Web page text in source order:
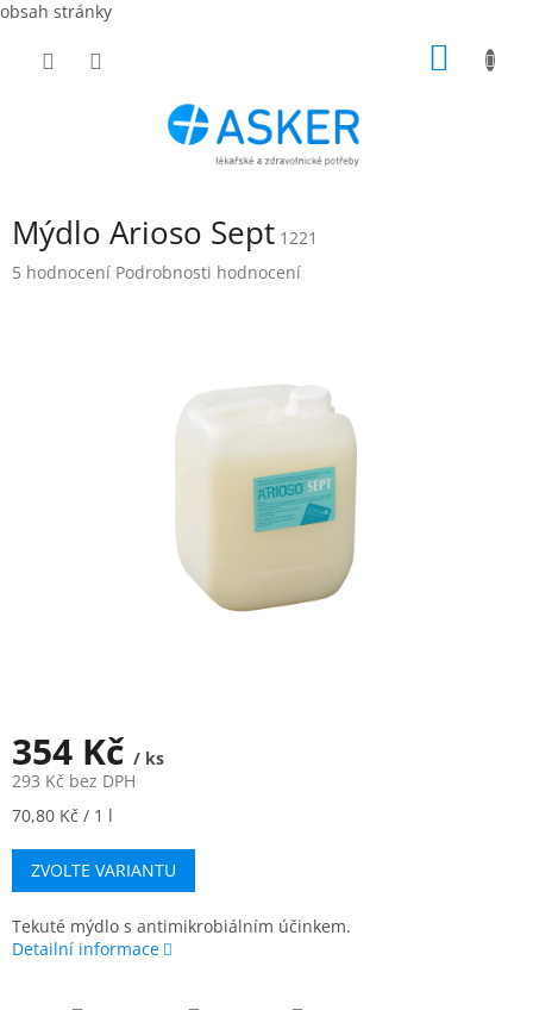
obsah stránky
Mýdlo Arioso Sept 1221
Průměrné
5 hodnocení Podrobnosti hodnocení
354 Kč / ks
293 Kč bez DPH
Měrná
70,80 Kč / 1 l
ZVOLTE VARIANTU
Tekuté mýdlo s antimikrobiálním účinkem.
Detailní informace